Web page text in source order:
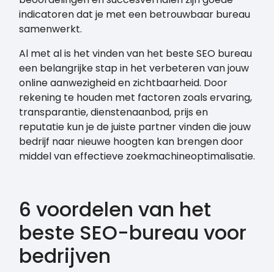
indicatoren dat je met een betrouwbaar bureau
samenwerkt.
Al met al is het vinden van het beste SEO bureau
een belangrijke stap in het verbeteren van jouw
online aanwezigheid en zichtbaarheid. Door
rekening te houden met factoren zoals ervaring,
transparantie, dienstenaanbod, prijs en
reputatie kun je de juiste partner vinden die jouw
bedrijf naar nieuwe hoogten kan brengen door
middel van effectieve zoekmachineoptimalisatie.
6 voordelen van het
beste SEO-bureau voor
bedrijven